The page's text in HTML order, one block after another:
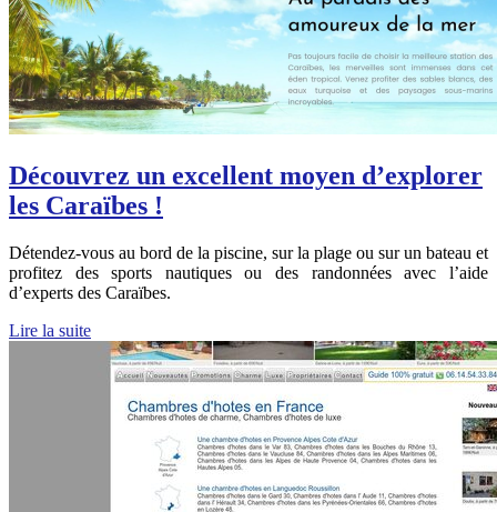
Découvrez un excellent moyen d’explorer
les Caraïbes !
Détendez-vous au bord de la piscine, sur la plage ou sur un bateau et
profitez des sports nautiques ou des randonnées avec l’aide
d’experts des Caraïbes.
Lire la suite